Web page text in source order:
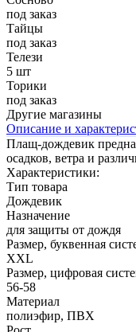
под заказ
Тайцы
под заказ
Телези
5 шт
Торики
под заказ
Другие магазины
Описание и
Плащ-дождевик
осадков, ветра и
Характеристики:
Тип товара
Дождевик
Назначение
для защиты от дождя
Размер, буквенная
ХХL
Размер, цифровая
56-58
Материал
полиэфир, ПВХ